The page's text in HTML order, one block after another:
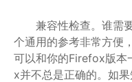
兼容性检查。谁需要
个通用的参考非常方便
可以和你的Firefox版本
x并不总是正确的。如